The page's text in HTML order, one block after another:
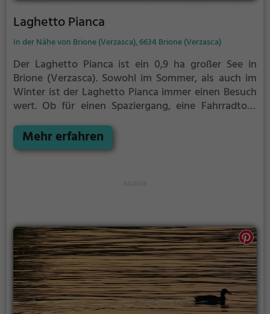
Laghetto Pianca
In der Nähe von Brione (Verzasca), 6634 Brione (Verzasca)
Der Laghetto Pianca ist ein 0,9 ha großer See in
Brione (Verzasca). Sowohl im Sommer, als auch im
Winter ist der Laghetto Pianca immer einen Besuch
wert. Ob für einen Spaziergang, eine Fahrradtour
Laghetto Pianca bietet zahlreiche Möglichkeiten für
Freizeitaktivitäten.
Mehr erfahren